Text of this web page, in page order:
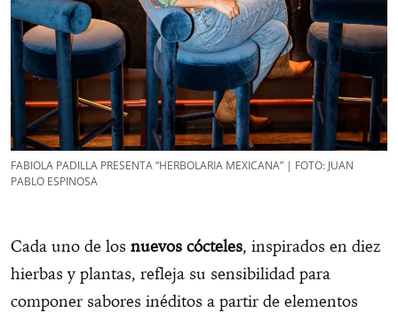
FABIOLA PADILLA PRESENTA “HERBOLARIA MEXICANA” | FOTO: JUAN
PABLO ESPINOSA
Cada uno de los nuevos cócteles, inspirados en diez
hierbas y plantas, refleja su sensibilidad para
componer sabores inéditos a partir de elementos